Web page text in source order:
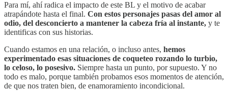
Para mí, ahí radica el impacto de este BL y el motivo de acabar
atrapándote hasta el final. Con estos personajes pasas del amor al
odio, del desconcierto a mantener la cabeza fría al instante, y te
identificas con sus historias.
Cuando estamos en una relación, o incluso antes, hemos
experimentado esas situaciones de coqueteo rozando lo turbio,
lo celoso, lo posesivo. Siempre hasta un punto, por supuesto. Y no
todo es malo, porque también probamos esos momentos de atención,
de que nos traten bien, de enamoramiento incondicional.